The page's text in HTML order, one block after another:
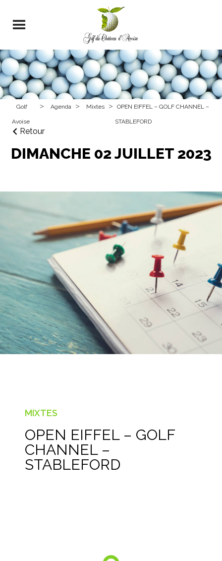
Golf
Avoise
> Agenda > Mixtes > OPEN EIFFEL – GOLF CHANNEL –
STABLEFORD
Retour
DIMANCHE 02 JUILLET 2023
MIXTES
OPEN EIFFEL – GOLF
CHANNEL –
STABLEFORD